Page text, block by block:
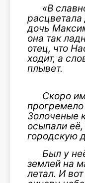
«В
дочь
она так
отец, что
ходит, а
плывет.
Скоро
Золоченые
осыпали
городскую
Был у
землей на
летал. И